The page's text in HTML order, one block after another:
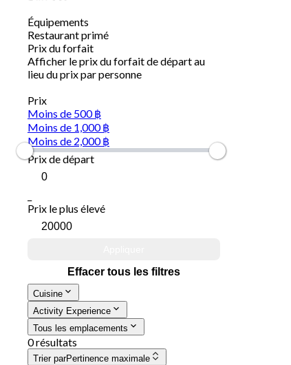
Équipements
Restaurant primé
Prix du forfait
Afficher le prix du forfait de départ au
lieu du prix par personne
Prix
Moins de 500 ฿
Moins de 1,000 ฿
Moins de 2,000 ฿
Prix de départ
Prix le plus élevé
Effacer tous les filtres
Cuisine
Activity Experience
Tous les emplacements
0 résultats
Trier parPertinence maximale